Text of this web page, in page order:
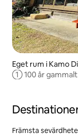
Eget rum i Kamo
① 100 år gammalt
Främsta